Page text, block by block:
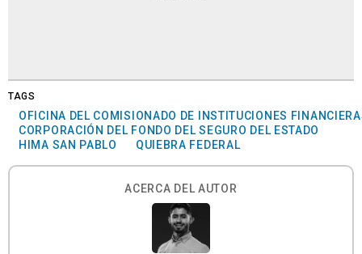
TAGS
OFICINA DEL COMISIONADO DE INSTITUCIONES
CORPORACIÓN DEL FONDO DEL SEGURO DEL ESTADO
HIMA SAN PABLO
QUIEBRA FEDERAL
ACERCA DEL AUTOR